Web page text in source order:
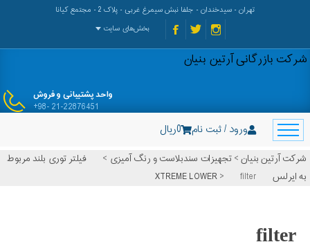
تهران - سیدخندان - جلفا نبش سیمرغ غربی - پلاک 2 - مجتمع کیانا
بخش‌های سایت
شرکت بازرگانی آرتین بنیان
واحد پشتیبانی و فروش
+98- 21-22876451
ورود / ثبت نام 0ریال
شرکت آرتین بنیان>تجهیزات سندبلاست و رنگ آمیزی >
فیلتر توری بلند مربوط
به ایرلس XTREME LOWER
> filter
filter